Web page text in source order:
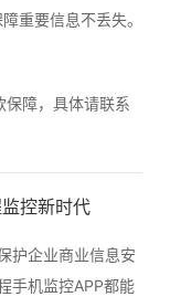
重要信息不丢失。
保障，具体请联系
控新时代
护企业商业信息安
手机监控APP都能